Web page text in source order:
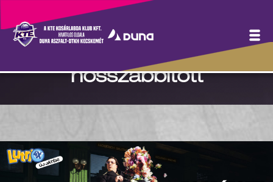
Ivkovic Milán profi
szerződéssel
hosszabbított